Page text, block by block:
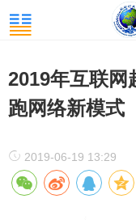
2019年互联网
跑网络新模式
2019-06-19 13:29